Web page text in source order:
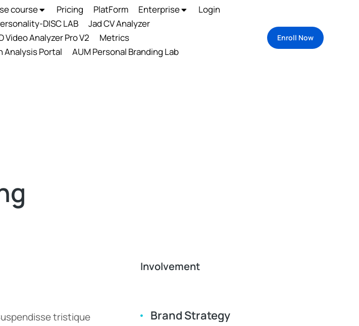
course Pricing PlatForm Enterprise
Login
DISC LAB
Jad CV Analyzer
Video Analyzer Pro V2
Metrics
Analysis Portal
AUM Personal Branding Lab
Enroll Now
tristique
Involvement
Brand Strategy